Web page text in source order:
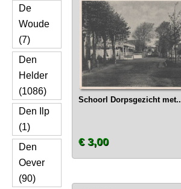
De
Woude
(7)
Den
Helder
(1086)
Den Ilp
(1)
Den
Oever
(90)
Schoorl Dorpsgezicht met..
€ 3,00